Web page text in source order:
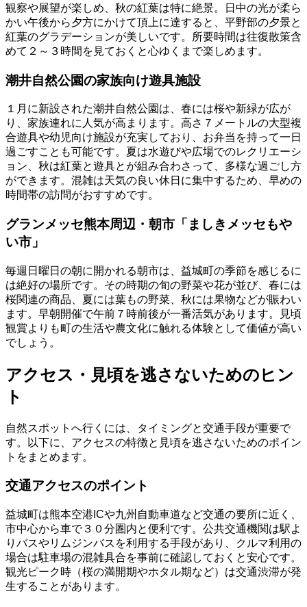
観察や展望が楽しめ、秋の紅葉は特に絶景。日中の光が柔ら
かい午後から夕方にかけて頂上に達すると、平野部の夕景と
紅葉のグラデーションが美しいです。所要時間は往復散策含
めて２～３時間を見ておくと心ゆくまで楽しめます。
潮井自然公園の家族向け遊具施設
１月に新設された潮井自然公園は、春には桜や新緑が広が
り、家族連れに人気が高まります。高さ７メートルの大型複
合遊具や幼児向け施設が充実しており、お弁当を持って一日
過ごすことも可能です。夏は水遊びや広場でのレクリエーシ
ョン、秋は紅葉と遊具とが組み合わさって、多様な過ごし方
ができます。混雑は天気の良い休日に集中するため、早めの
時間帯の訪問がおすすめです。
グランメッセ熊本周辺・朝市「ましきメッセもや
い市」
毎週日曜日の朝に開かれる朝市は、益城町の季節を感じるに
は絶好の場所です。その時期の旬の野菜や花が並び、春には
桜関連の商品、夏には葉もの野菜、秋には果物などが賑わい
ます。早朝開催で午前７時前後が一番活気があります。見頃
観賞よりも町の生活や農文化に触れる体験として価値が高い
でしょう。
アクセス・見頃を逃さないためのヒン
ト
自然スポットへ行くには、タイミングと交通手段が重要で
す。以下に、アクセスの特徴と見頃を逃さないためのポイン
トをまとめます。
交通アクセスのポイント
益城町は熊本空港ICや九州自動車道など交通の要所に近く、
市中心から車で３０分圏内と便利です。公共交通機関は駅よ
りバスやリムジンバスを利用する手段があり、クルマ利用の
場合は駐車場の混雑具合を事前に確認しておくと安心です。
観光ピーク時（桜の満開期やホタル期など）は交通渋滞が発
生することがあります。